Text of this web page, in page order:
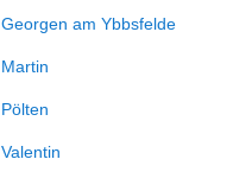
am Ybbsfelde